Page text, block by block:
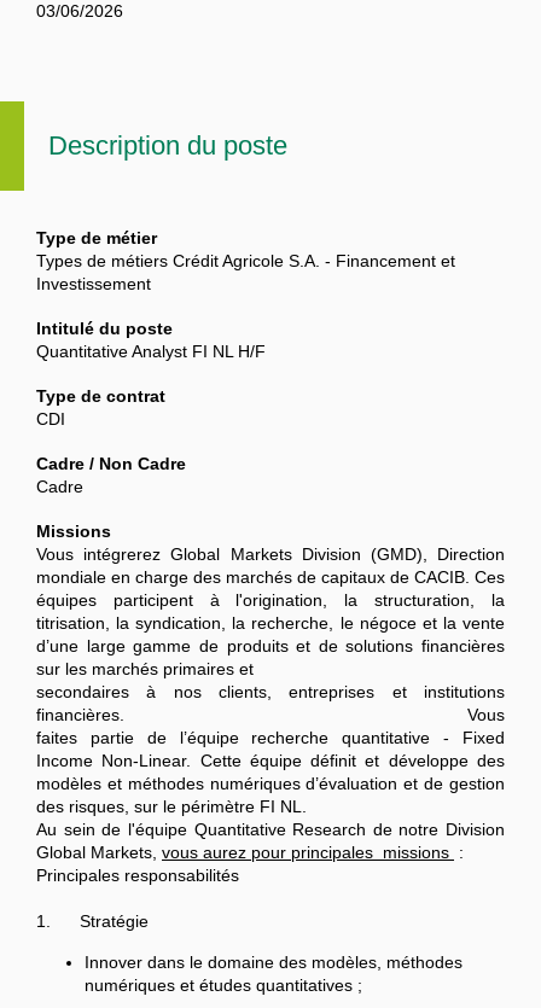
Description du poste
Type de métier
Types de métiers Crédit Agricole S.A. - Financement et
Investissement
Intitulé du poste
Quantitative Analyst FI NL H/F
Type de contrat
CDI
Cadre / Non Cadre
Cadre
Missions
Vous intégrerez Global Markets Division (GMD), Direction
mondiale en charge des marchés de capitaux de CACIB. Ces
équipes participent à l'origination, la structuration, la
titrisation, la syndication, la recherche, le négoce et la vente
d’une large gamme de produits et de solutions financières
sur les marchés primaires et
secondaires à nos clients, entreprises et institutions
financières. Vous
faites partie de l’équipe recherche quantitative - Fixed
Income Non-Linear. Cette équipe définit et développe des
modèles et méthodes numériques d’évaluation et de gestion
des risques, sur le périmètre FI NL.
Au sein de l'équipe Quantitative Research de notre Division
Global Markets, vous aurez pour principales missions :
Principales responsabilités
1. Stratégie
Innover dans le domaine des modèles, méthodes
numériques et études quantitatives ;
03/06/2026